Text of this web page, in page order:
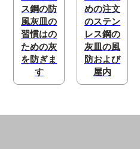
ス鋼の防
風灰皿の
習慣はの
ための灰
を防ぎま
す
めの注文
のステン
レス鋼の
灰皿の風
防および
屋内